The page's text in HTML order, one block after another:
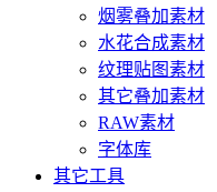
烟雾叠加素材
水花合成素材
纹理贴图素材
其它叠加素材
RAW素材
字体库
其它工具